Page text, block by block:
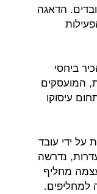
הדאגה
ביחסי
המועסקים
עיסוקו
על ידי עובד
נדרשה
מחליף
למחליפים.